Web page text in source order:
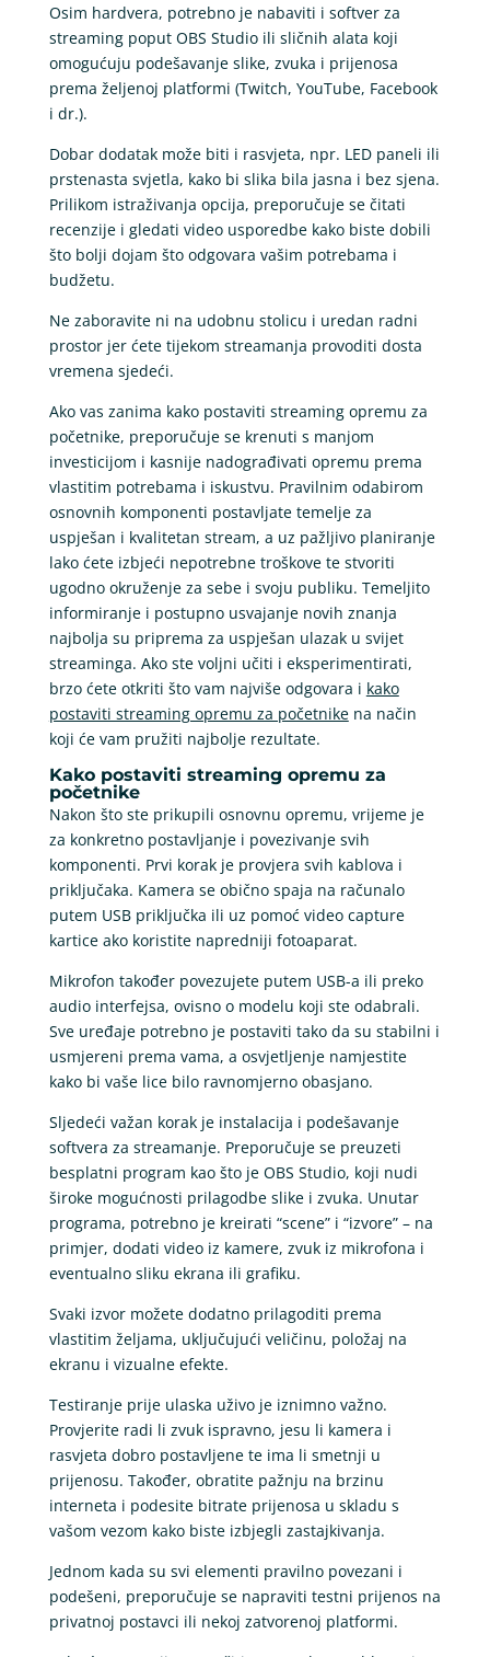
Osim hardvera, potrebno je nabaviti i softver za
streaming poput OBS Studio ili sličnih alata koji
omogućuju podešavanje slike, zvuka i prijenosa
prema željenoj platformi (Twitch, YouTube, Facebook
i dr.).
Dobar dodatak može biti i rasvjeta, npr. LED paneli ili
prstenasta svjetla, kako bi slika bila jasna i bez sjena.
Prilikom istraživanja opcija, preporučuje se čitati
recenzije i gledati video usporedbe kako biste dobili
što bolji dojam što odgovara vašim potrebama i
budžetu.
Ne zaboravite ni na udobnu stolicu i uredan radni
prostor jer ćete tijekom streamanja provoditi dosta
vremena sjedeći.
Ako vas zanima kako postaviti streaming opremu za
početnike, preporučuje se krenuti s manjom
investicijom i kasnije nadograđivati opremu prema
vlastitim potrebama i iskustvu. Pravilnim odabirom
osnovnih komponenti postavljate temelje za
uspješan i kvalitetan stream, a uz pažljivo planiranje
lako ćete izbjeći nepotrebne troškove te stvoriti
ugodno okruženje za sebe i svoju publiku. Temeljito
informiranje i postupno usvajanje novih znanja
najbolja su priprema za uspješan ulazak u svijet
streaminga. Ako ste voljni učiti i eksperimentirati,
brzo ćete otkriti što vam najviše odgovara i kako
postaviti streaming opremu za početnikena način
koji će vam pružiti najbolje rezultate.
Kako postaviti streaming opremu za
početnike
Nakon što ste prikupili osnovnu opremu, vrijeme je
za konkretno postavljanje i povezivanje svih
komponenti. Prvi korak je provjera svih kablova i
priključaka. Kamera se obično spaja na računalo
putem USB priključka ili uz pomoć video capture
kartice ako koristite napredniji fotoaparat.
Mikrofon također povezujete putem USB-a ili preko
audio interfejsa, ovisno o modelu koji ste odabrali.
Sve uređaje potrebno je postaviti tako da su stabilni i
usmjereni prema vama, a osvjetljenje namjestite
kako bi vaše lice bilo ravnomjerno obasjano.
Sljedeći važan korak je instalacija i podešavanje
softvera za streamanje. Preporučuje se preuzeti
besplatni program kao što je OBS Studio, koji nudi
široke mogućnosti prilagodbe slike i zvuka. Unutar
programa, potrebno je kreirati “scene” i “izvore” – na
primjer, dodati video iz kamere, zvuk iz mikrofona i
eventualno sliku ekrana ili grafiku.
Svaki izvor možete dodatno prilagoditi prema
vlastitim željama, uključujući veličinu, položaj na
ekranu i vizualne efekte.
Testiranje prije ulaska uživo je iznimno važno.
Provjerite radi li zvuk ispravno, jesu li kamera i
rasvjeta dobro postavljene te ima li smetnji u
prijenosu. Također, obratite pažnju na brzinu
interneta i podesite bitrate prijenosa u skladu s
vašom vezom kako biste izbjegli zastajkivanja.
Jednom kada su svi elementi pravilno povezani i
podešeni, preporučuje se napraviti testni prijenos na
privatnoj postavci ili nekoj zatvorenoj platformi.